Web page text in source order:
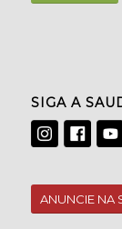
SIGA A
ANUNCIE NA